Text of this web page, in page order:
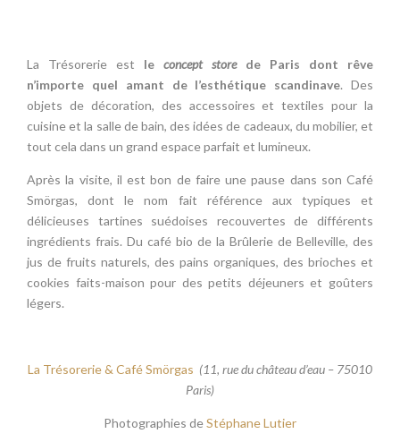
La Trésorerie est le concept storede Paris dont rêve
n’importe quel amant de l’esthétique scandinave. Des
objets de décoration, des accessoires et textiles pour la
cuisine et la salle de bain, des idées de cadeaux, du mobilier, et
tout cela dans un grand espace parfait et lumineux.
Après la visite, il est bon de faire une pause dans son Café
Smörgas, dont le nom fait référence aux typiques et
délicieuses tartines suédoises recouvertes de différents
ingrédients frais. Du café bio de la Brûlerie de Belleville, des
jus de fruits naturels, des pains organiques, des brioches et
cookies faits-maison pour des petits déjeuners et goûters
légers.
La Trésorerie & Café Smörgas (11, rue du château d’eau – 75010
Paris)
Photographies deStéphane Lutier